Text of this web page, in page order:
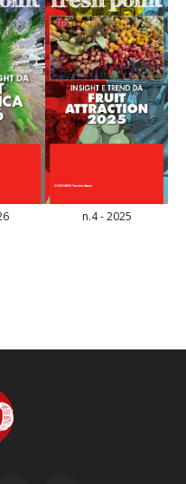
n.4 - 2025